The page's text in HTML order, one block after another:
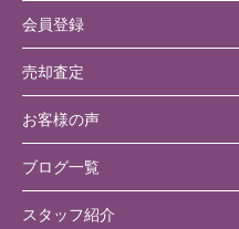
会員登録
売却査定
お客様の声
ブログ一覧
スタッフ紹介